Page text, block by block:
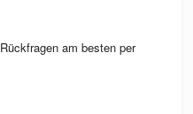
Rückfragen am besten per